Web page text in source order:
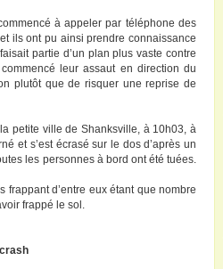
à appeler par téléphone des
ils ont pu ainsi prendre connaissance
partie d’un plan plus vaste contre
leur assaut en direction du
plutôt que de risquer une reprise de
petite ville de Shanksville, à 10h03, à
et s’est écrasé sur le dos d’après un
les personnes à bord ont été tuées.
frappant d’entre eux étant que nombre
frappé le sol.